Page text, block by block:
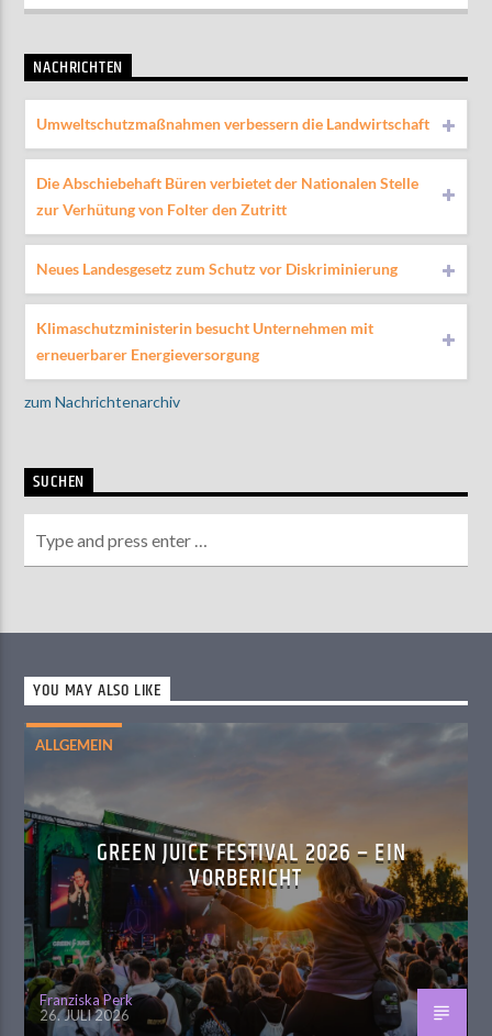
NACHRICHTEN
Umweltschutzmaßnahmen verbessern die Landwirtschaft
Die Abschiebehaft Büren verbietet der Nationalen Stelle
zur Verhütung von Folter den Zutritt
Neues Landesgesetz zum Schutz vor Diskriminierung
Klimaschutzministerin besucht Unternehmen mit
erneuerbarer Energieversorgung
zum Nachrichtenarchiv
SUCHEN
YOU MAY ALSO LIKE
ALLGEMEIN
GREEN JUICE FESTIVAL 2026 – EIN
VORBERICHT
Franziska Perk
26. JULI 2026